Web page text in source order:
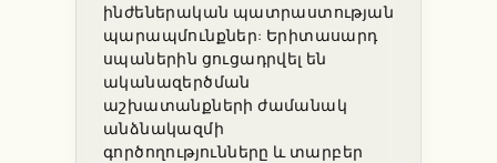
ինժեներական պատրաստության
պարապմունքներ: Երիտասարդ
սպաներին ցուցադրվել են
ականազերծման
աշխատանքների ժամանակ
անձնակազմի
գործողությունները և տարբեր